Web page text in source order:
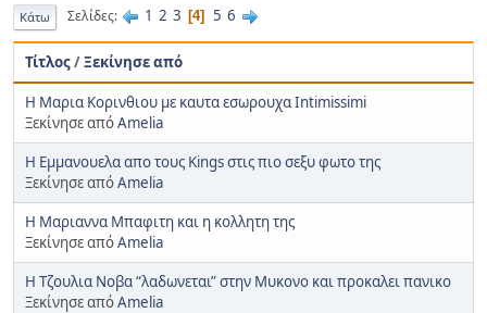
Κάτω Σελίδες 1 2 3 4 5 6
Τίτλος/Ξεκίνησε από
H Μαρια Κορινθιου με καυτα εσωρουχα Intimissimi
Ξεκίνησε απόAmelia
H Εμμανουελα απο τους Kings στις πιο σεξυ φωτο της
Ξεκίνησε απόAmelia
H Μαριαννα Μπαφιτη και η κολλητη της
Ξεκίνησε απόAmelia
Η Τζουλια Νοβα “λαδωνεται” στην Μυκονο και προκαλει πανικο
Ξεκίνησε απόAmelia